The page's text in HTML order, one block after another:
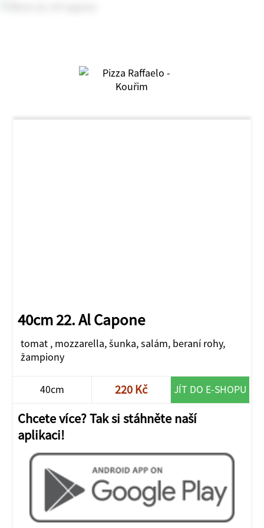
40cm 22. Al Capone
tomat , mozzarella, šunka, salám, beraní rohy,
žampiony
40cm 220 Kč JÍT DO E-SHOPU
Chcete více? Tak si stáhněte naší
aplikaci!